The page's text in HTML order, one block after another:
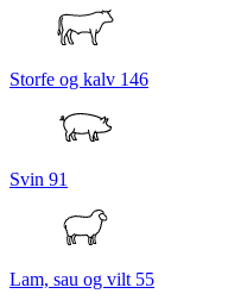
Storfe og kalv 146
Svin 91
Lam, sau og vilt 55